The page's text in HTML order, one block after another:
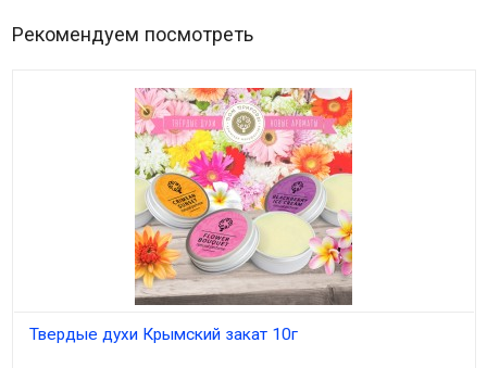
Рекомендуем посмотреть
Твердые духи Крымский закат 10г